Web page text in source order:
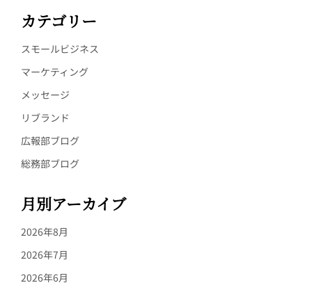
カテゴリー
スモールビジネス
マーケティング
メッセージ
リブランド
広報部ブログ
総務部ブログ
月別アーカイブ
2026年8月
2026年7月
2026年6月